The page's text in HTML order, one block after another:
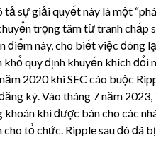
sự giải quyết này là một
trọng tâm từ tranh chấp
điểm này, cho biết việc đóng
quy định khuyến khích
2020 khi SEC cáo buộc
ký. Vào tháng 7 năm
khoán khi được bán cho các
tổ chức. Ripple sau đó đã